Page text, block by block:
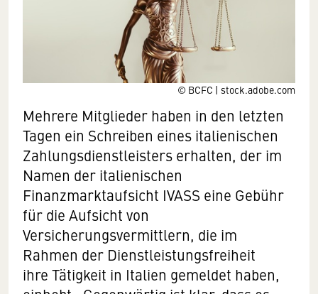
© BCFC | stock.adobe.com
Mehrere Mitglieder haben in den letzten
Tagen ein Schreiben eines italienischen
Zahlungsdienstleisters erhalten, der im
Namen der italienischen
Finanzmarktaufsicht IVASS eine Gebühr
für die Aufsicht von
Versicherungsvermittlern, die im
Rahmen der Dienstleistungsfreiheit
ihre Tätigkeit in Italien gemeldet haben,